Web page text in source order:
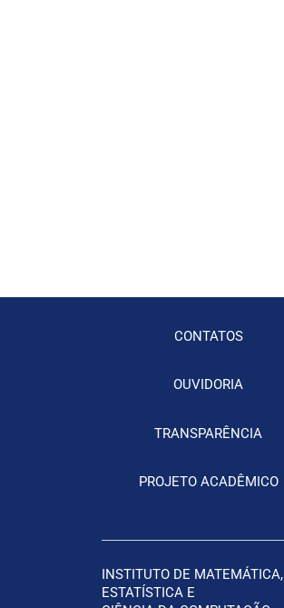
CONTATOS
OUVIDORIA
TRANSPARÊNCIA
PROJETO ACADÊMICO
INSTITUTO DE MATEMÁTICA,
ESTATÍSTICA E